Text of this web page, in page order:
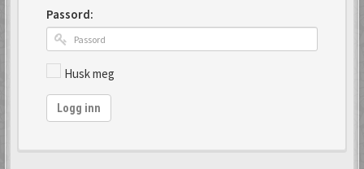
Passord:
Husk meg
Logg inn